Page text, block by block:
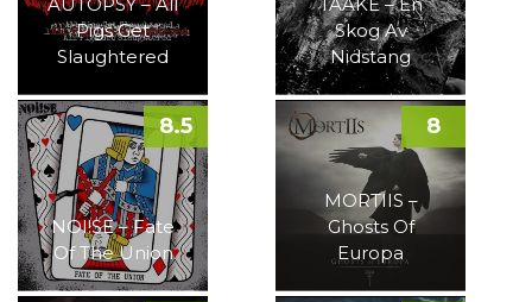
Pigs Get
Slaughtered
Skog Av
Nidstang
NOI!SE – Fate
Of The Union
8.5
MORTIIS –
Ghosts Of
Europa
8